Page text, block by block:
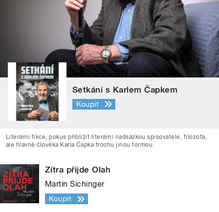
Setkání s Karlem Čapkem
Koupit
Literární fikce, pokus přiblížit literární nadsázkou spisovatele, filozofa,
ale hlavně člověka Karla Čapka trochu jinou formou.
Zítra přijde Olah
Martin Sichinger
Koupit